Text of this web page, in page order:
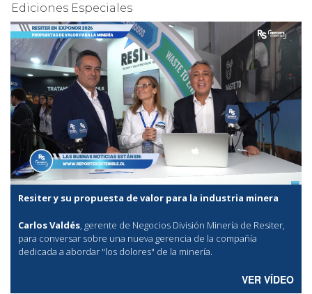
Ediciones Especiales
Resiter y su propuesta de valor para la industria minera
Carlos Valdés, gerente de Negocios División Minería de Resiter,
para conversar sobre una nueva gerencia de la compañía
dedicada a abordar "los dolores" de la minería.
VER VÍDEO